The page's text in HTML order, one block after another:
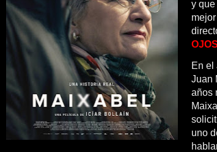
y que
OJOS
En el
Juan
años
uno